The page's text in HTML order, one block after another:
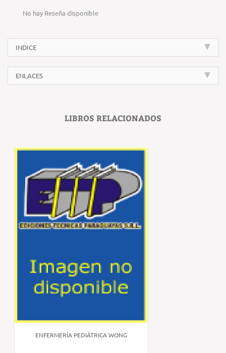
No hay Reseña disponible
INDICE
ENLACES
LIBROS RELACIONADOS
ENFERMERÍA PEDIÁTRICA WONG